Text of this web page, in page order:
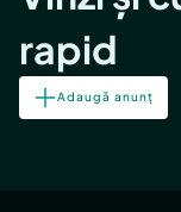
rapid
Adaugă anunț